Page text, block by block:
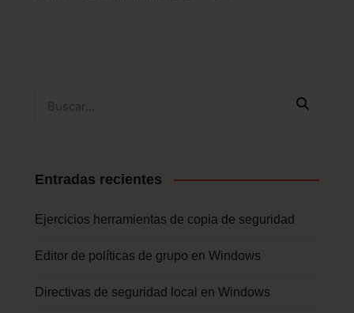
Entradas recientes
Ejercicios herramientas de copia de seguridad
Editor de políticas de grupo en Windows
Directivas de seguridad local en Windows